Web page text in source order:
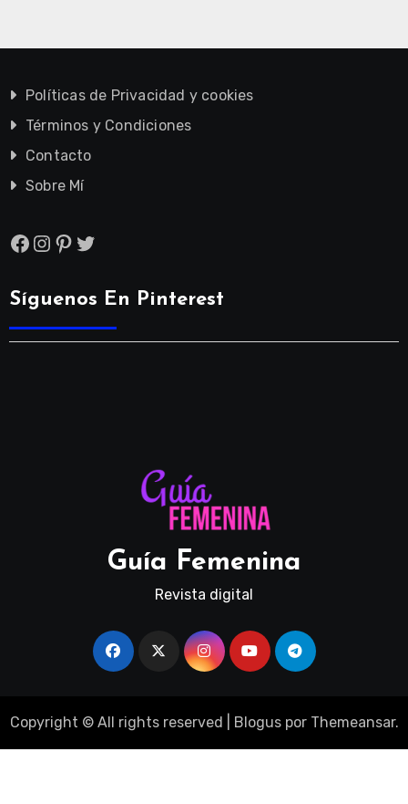
Políticas de Privacidad y cookies
Términos y Condiciones
Contacto
Sobre Mí
Facebook
Instagram
Pinterest
Twitter
Síguenos En Pinterest
Guía Femenina
Revista digital
Copyright © All rights reserved Bloguspor Themeansar.